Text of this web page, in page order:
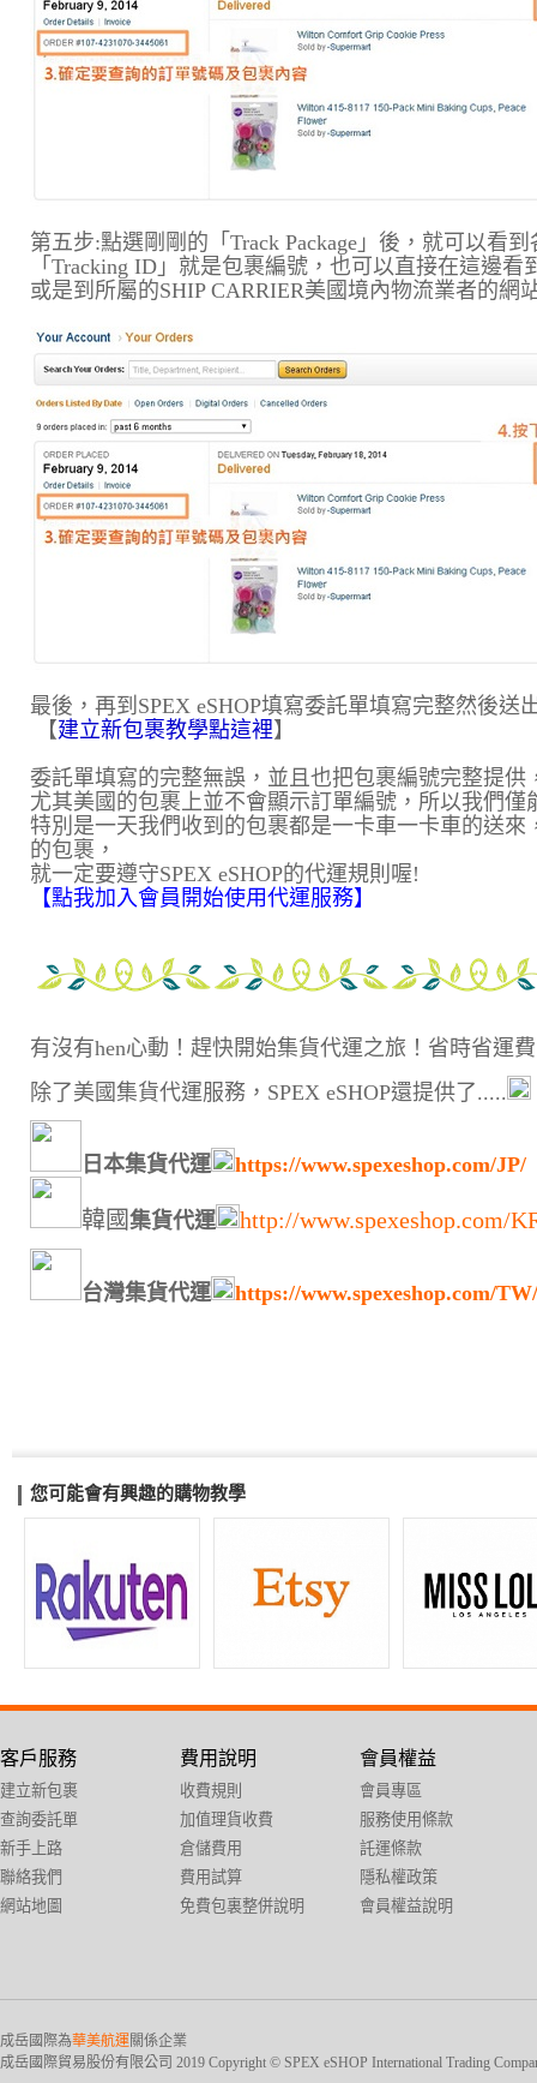
第五步:點選剛剛的「Track Package」後，就可以看
「Tracking ID」就是包裹編號，也可以直接在這邊看
或是到所屬的SHIP CARRIER美國境內物流業者的網
最後，再到SPEX eSHOP填寫委託單填寫完整然後送
【建立新包裹教學點這裡】
委託單填寫的完整無誤，並且也把包裹編號完整提
尤其美國的包裹上並不會顯示訂單編號，所以我們
特別是一天我們收到的包裹都是一卡車一卡車的送
的包裹，
就一定要遵守SPEX eSHOP的代運規則喔!
【點我加入會員開始使用代運服務】
有沒有hen心動！趕快開始集貨代運之旅！省時省運
除了美國集貨代運服務，SPEX eSHOP還提供了.....
日本集貨代運 https://www.spexeshop.com/JP/
韓國 集貨代運 http://www.spexeshop.com/
台灣集貨代運 https://www.spexeshop.com/TW/
您可能會有興趣的購物教學
客戶服務
建立新包裹
查詢委託單
新手上路
聯絡我們
網站地圖
費用說明
收費規則
加值理貨收費
倉儲費用
費用試算
免費包裏整併說明
會員權益
會員專區
服務使用條款
託運條款
隱私權政策
會員權益說明
成岳國際為華美航運關係企業
成岳國際貿易股份有限公司 2019 Copyright © SPEX eSHOP International Trading